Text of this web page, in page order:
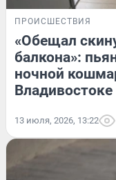
ПРОИСШЕСТВИЯ
«Обещал
балкона»:
ночной
Владивостоке
13 июля, 2026, 13:22